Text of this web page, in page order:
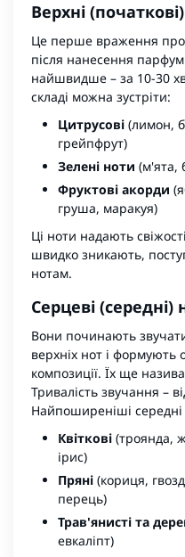
Верхні
Це перше враження про
після нанесення
найшвидше – за 10-30
складі можна зустріти:
Цитрусові (лимон,
грейпфрут)
Зелені ноти (м'ята,
Фруктові акорди
груша, маракуя)
Ці ноти надають
швидко зникають,
нотам.
Серцеві (середні)
Вони починають
верхніх нот і формують
композиції. Їх ще
Тривалість звучання –
Найпоширеніші середні
Квіткові (троянда,
ірис)
Пряні (кориця,
перець)
Трав'янисті та
евкаліпт)